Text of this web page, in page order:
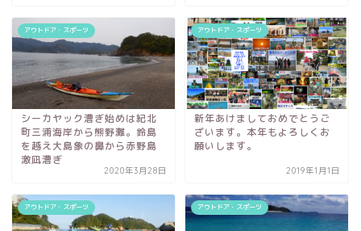
アウトドア・スポーツ
シーカヤック漕ぎ始めは紀北
町三浦海岸から熊野灘。鈴島
を越え大島象の鼻から赤野島
激凪漕ぎ
2020年3月28日
アウトドア・スポーツ
新年あけましておめでとうご
ざいます。本年もよろしくお
願いします。
2019年1月1日
アウトドア・スポーツ アウトドア・スポーツ